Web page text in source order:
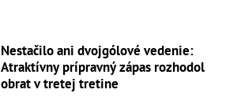
Nestačilo ani dvojgólové vedenie:
Atraktívny prípravný zápas rozhodol
obrat v tretej tretine